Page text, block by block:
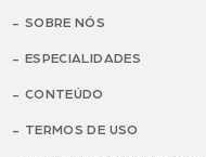
SOBRE NÓS
ESPECIALIDADES
CONTEÚDO
TERMOS DE USO